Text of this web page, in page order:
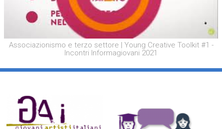
Associazionismo e terzo settore | Young Creative Toolkit #1 -
Incontri Informagiovani 2021